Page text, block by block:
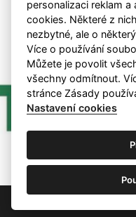
personalizaci reklam
cookies. Některé z
nezbytné, ale o
Více o používání
Můžete je povolit
všechny odmítnout.
stránce Zásady
Nastavení cookies